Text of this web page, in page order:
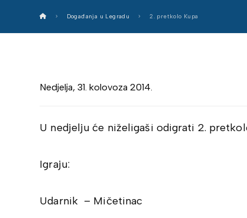
Događanja u Legradu 2. pretkolo Kupa
Nedjelja, 31. kolovoza 2014.
U nedjelju će niželigaši odigrati 2.
Igraju:
Udarnik – Mičetinac